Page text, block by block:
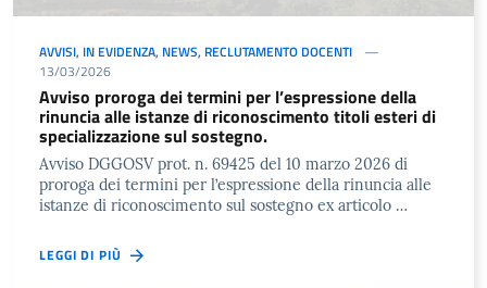
AVVISI, IN EVIDENZA, NEWS, RECLUTAMENTO DOCENTI
13/03/2026
Avviso proroga dei termini per l’espressione della
rinuncia alle istanze di riconoscimento titoli esteri di
specializzazione sul sostegno.
Avviso DGGOSV prot. n. 69425 del 10 marzo 2026 di
proroga dei termini per l’espressione della rinuncia alle
istanze di riconoscimento sul sostegno ex articolo …
LEGGI DI PIÙ